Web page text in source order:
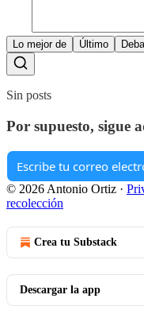
Lo mejor de Último
Sin posts
Por supuesto, sigue
© 2026 Antonio Ortiz ·
recolección
Crea tu Substack
Descargar la app